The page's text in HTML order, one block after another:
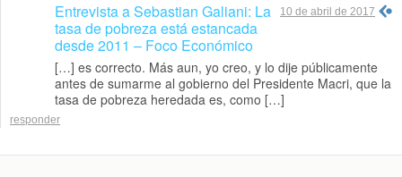
Entrevista a Sebastian Galiani: La
tasa de pobreza está estancada
desde 2011 – Foco Económico
10 de abril de 2017
[…] es correcto. Más aun, yo creo, y lo dije públicamente
antes de sumarme al gobierno del Presidente Macri, que la
tasa de pobreza heredada es, como […]
responder